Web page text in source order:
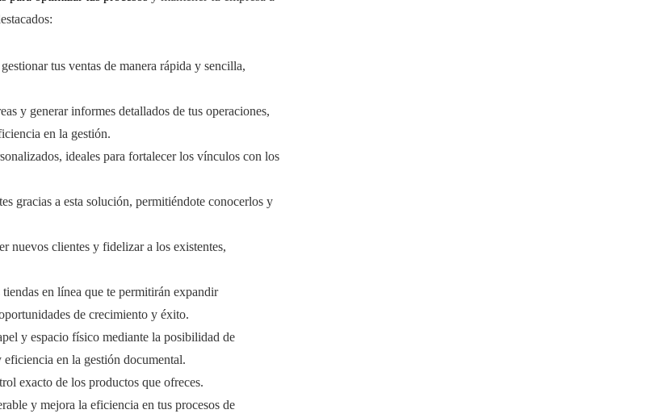
tus ventas de manera rápida y sencilla,
y generar informes detallados de tus operaciones,
en la gestión.
ideales para fortalecer los vínculos con los
gracias a esta solución, permitiéndote conocerlos y
nuevos clientes y fidelizar a los existentes,
en línea que te permitirán expandir
de crecimiento y éxito.
y espacio físico mediante la posibilidad de
en la gestión documental.
exacto de los productos que ofreces.
y mejora la eficiencia en tus procesos de